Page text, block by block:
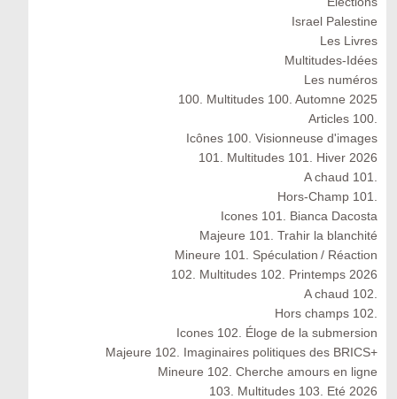
Israel Palestine
Les Livres
Multitudes-Idées
Les numéros
100. Multitudes 100. Automne 2025
Articles 100.
Icônes 100. Visionneuse d'images
101. Multitudes 101. Hiver 2026
A chaud 101.
Hors-Champ 101.
Icones 101. Bianca Dacosta
Majeure 101. Trahir la blanchité
Mineure 101. Spéculation / Réaction
102. Multitudes 102. Printemps 2026
A chaud 102.
Hors champs 102.
Icones 102. Éloge de la submersion
Majeure 102. Imaginaires politiques des BRICS+
Mineure 102. Cherche amours en ligne
103. Multitudes 103. Eté 2026